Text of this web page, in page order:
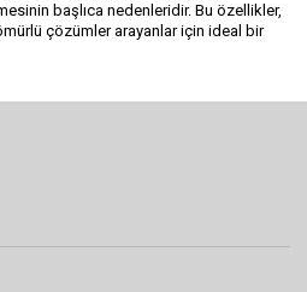
başlıca nedenleridir. Bu özellikler,
çözümler arayanlar için ideal bir